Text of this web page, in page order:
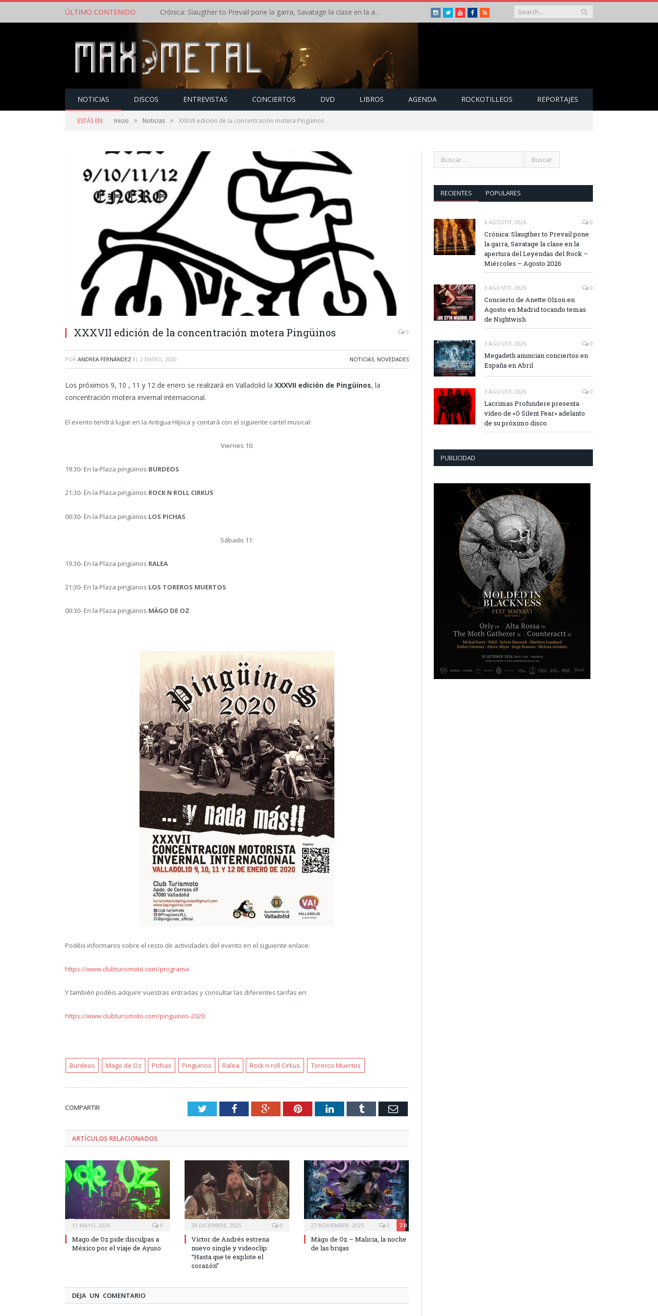
ÚLTIMO CONTENIDO Crónica: Slaugther to Prevail pone la garra, Savatage la clase en la apertura del Leyendas del Rock – Miércoles – Agosto 2026 Instagram
TwitterYoutubeFacebook
RSS
NOTICIAS DISCOS ENTREVISTAS CONCIERTOS DVD LIBROS AGENDA ROCKOTILLEOS REPORTAJES
ESTÁS EN: Inicio » Noticias » XXXVII edición de la concentración motera Pingüinos
XXXVII edición de la concentración motera Pingüinos 0
POR ANDREA FERNÁNDEZ EL 2 ENERO, 2020 NOTICIAS, NOVEDADES
Los próximos 9, 10 , 11 y 12 de enero se realizará en Valladolid la XXXVII edición de Pingüinos, la
concentración motera invernal internacional.
El evento tendrá lugar en la Antigua Hípica y contará con el siguiente cartel musical:
Viernes 10:
19.30- En la Plaza pingüinos BURDEOS
21:30- En la Plaza pingüinos ROCK N ROLL CIRKUS
00:30- En la Plaza pingüinos LOS PICHAS
Sábado 11:
19.30- En la Plaza pingüinos RALEA
21:30- En la Plaza pingüinos LOS TOREROS MUERTOS
00:30- En la Plaza pingüinos MÄGO DE OZ
Podéis informaros sobre el resto de actividades del evento en el siguiente enlace:
https://www.clubturismoto.com/programa
Y también podéis adquirir vuestras entradas y consultar las diferentes tarifas en:
https://www.clubturismoto.com/pinguinos-2020
Burdeos Mago de Oz Pichas Pingüinos Ralea Rock n roll Cirkus Toreros Muertos
COMPARTIR TwitterFacebookGoogle+PinterestLinkedInTumblr Email
ARTÍCULOS RELACIONADOS
11 MAYO, 2026 0
Mago de Oz pide disculpas a
México por el viaje de Ayuso
29 DICIEMBRE, 2025 0
Víctor de Andrés estrena
nuevo single y videoclip:
“Hasta que te explote el
corazón”
27 NOVIEMBRE, 2025 7.0
0
Mägo de Oz – Malicia, la noche
de las brujas
DEJA UN COMENTARIO
RECIENTES POPULARES
6 AGOSTO, 2026 0
Crónica: Slaugther to Prevail pone
la garra, Savatage la clase en la
apertura del Leyendas del Rock –
Miércoles – Agosto 2026
3 AGOSTO, 2026 0
Concierto de Anette Olzon en
Agosto en Madrid tocando temas
de Nightwish
3 AGOSTO, 2026 0
Megadeth anuncian conciertos en
España en Abril
3 AGOSTO, 2026 0
Lacrimas Profundere presenta
vídeo de «O Silent Fear» adelanto
de su próximo disco
PUBLICIDAD